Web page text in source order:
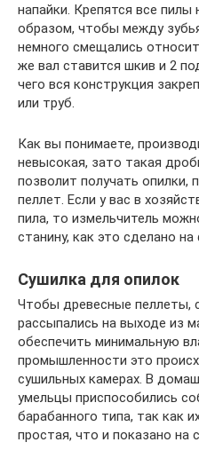
напайки. Крепятся все
образом, чтобы между
немного смещались
же вал ставится шкив и 2
чего вся конструкция
или труб.
Как вы понимаете,
невысокая, зато такая
позволит получать опилки,
пеллет. Если у вас в
пила, то измельчитель
станину, как это сделано
Сушилка для опилок
Чтобы древесные пеллеты,
рассыпались на выходе из
обеспечить минимальную
промышленности это
сушильных камерах. В
умельцы приспособились
барабанного типа, так как
простая, что и показано на